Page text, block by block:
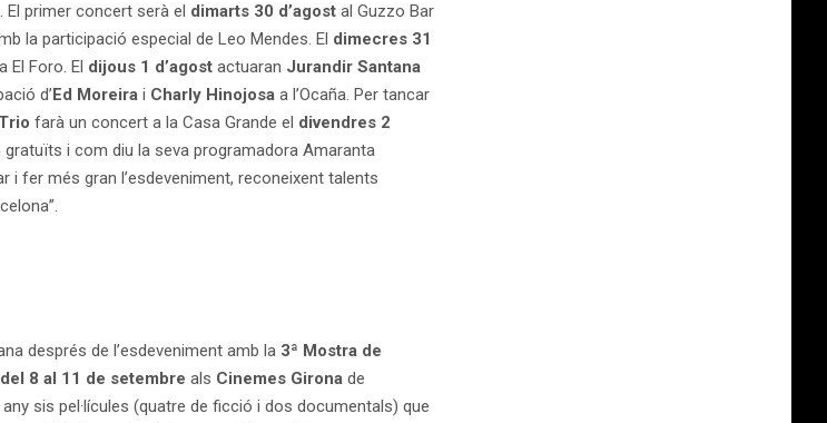
primer concert serà el dimarts 30 d’agost al Guzzo Bar
la participació especial de Leo Mendes. El dimecres 31
a El Foro. El dijous 1 d’agost actuaran Jurandir Santana
d’Ed Moreira i Charly Hinojosa a l’Ocaña. Per tancar
farà un concert a la Casa Grande el divendres 2
i com diu la seva programadora Amaranta
i fer més gran l’esdeveniment, reconeixent talents
després de l’esdeveniment amb la 3ª Mostra de
del 8 al 11 de setembre als Cinemes Girona de
sis pel·lícules (quatre de ficció i dos documentals) que